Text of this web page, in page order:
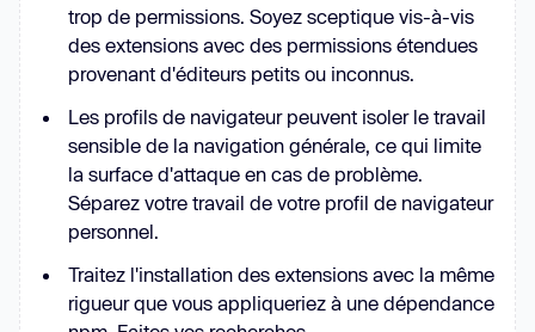
trop de permissions. Soyez sceptique vis-à-vis
des extensions avec des permissions étendues
provenant d'éditeurs petits ou inconnus.
Les profils de navigateur peuvent isoler le travail
sensible de la navigation générale, ce qui limite
la surface d'attaque en cas de problème.
Séparez votre travail de votre profil de navigateur
personnel.
Traitez l'installation des extensions avec la même
rigueur que vous appliqueriez à une dépendance